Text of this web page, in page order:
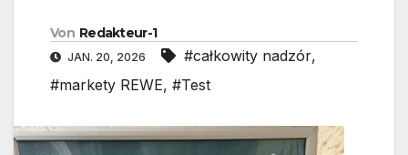
Von Redakteur-1
JAN. 20, 2026 #całkowity nadzór,
#markety REWE, #Test